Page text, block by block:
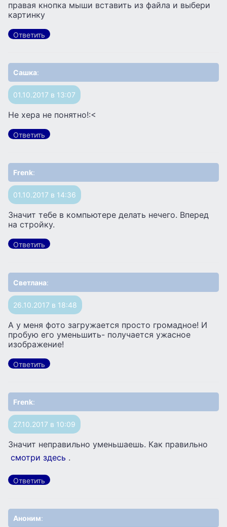
правая кнопка мыши вставить из файла и выбери
картинку
Ответить
Сашка:
01.10.2017 в 13:07
Не хера не понятно!:<
Ответить
Frenk:
01.10.2017 в 14:36
Значит тебе в компьютере делать нечего. Вперед
на стройку.
Ответить
Светлана:
26.10.2017 в 18:48
А у меня фото загружается просто громадное! И
пробую его уменьшить- получается ужасное
изображение!
Ответить
Frenk:
27.10.2017 в 10:09
Значит неправильно уменьшаешь. Как правильно
смотри здесь .
Ответить
Аноним: